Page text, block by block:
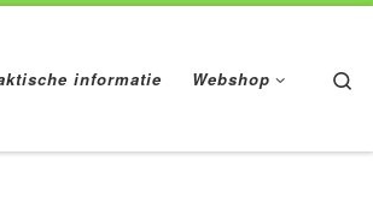
informatie Webshop